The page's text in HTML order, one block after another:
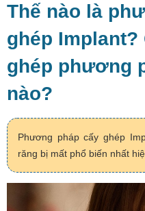
Thế nào là
ghép
ghép phương
nào?
Phương pháp cấy ghép
răng bị mất phổ biến nhất